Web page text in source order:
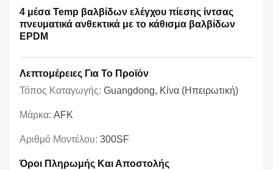
4 μέσα Temp βαλβίδων ελέγχου πίεσης ίντσας
πνευματικά ανθεκτικά με το κάθισμα βαλβίδων
EPDM
Λεπτομέρειες Για Το Προϊόν
Τόπος Καταγωγής: Guangdong, Κίνα (Ηπειρωτική)
Μάρκα: AFK
Αριθμό Μοντέλου: 300SF
Όροι Πληρωμής Και Αποστολής